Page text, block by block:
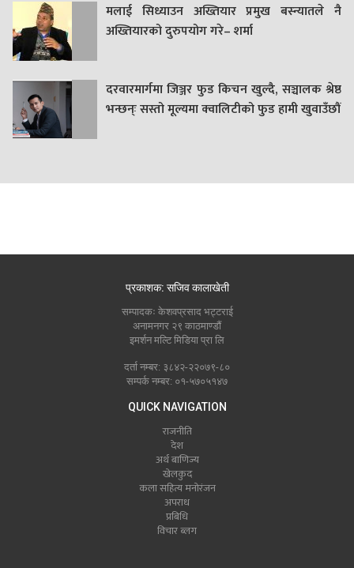
मलाई सिध्याउन अख्तियार प्रमुख बस्न्यातले नै
अख्तियारको दुरुपयोग गरे– शर्मा
दरवारमार्गमा जिञ्जर फुड किचन खुल्दै, सञ्चालक श्रेष्ठ
भन्छन्ः सस्तो मूल्यमा क्वालिटीको फुड हामी खुवाउँछौं
प्रकाशक: सजिव कालाखेती
सम्पादकः केशवप्रसाद भट्टराई
अनामनगर २९ काठमाण्डौं
इमर्शन मल्टि मिडिया प्रा लि
दर्ता नम्बर: ३८४२-२२०७९-८०
सम्पर्क नम्बर: ०१-५७०५१४७
QUICK NAVIGATION
राजनीति
देश
अर्थ बाणिज्य
खेलकुद
कला सहित्य मनोरंजन
अपराध
प्रबिधि
विचार ब्लग